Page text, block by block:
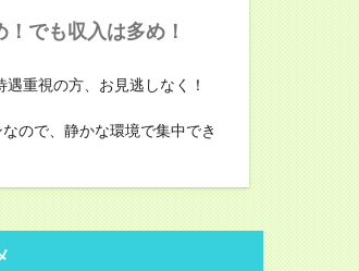
でも収入は多め！
重視の方、お見逃しなく！
ので、静かな環境で集中でき